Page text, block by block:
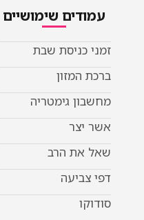
עמודים שימושיים
זמני כניסת שבת
ברכת המזון
מחשבון גימטריה
אשר יצר
שאל את הרב
דפי צביעה
סודוקו